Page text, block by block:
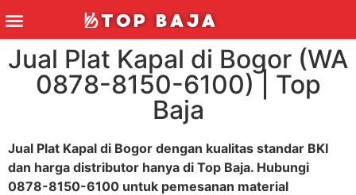
Jual Plat Kapal di Bogor (WA
0878-8150-6100) | Top
Baja
Jual Plat Kapal di Bogor dengan kualitas standar BKI
dan harga distributor hanya di Top Baja. Hubungi
0878-8150-6100 untuk pemesanan material